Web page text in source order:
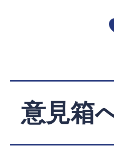
意見箱